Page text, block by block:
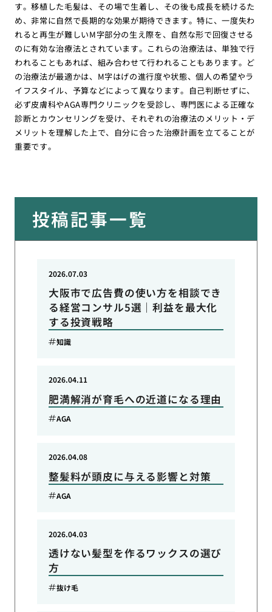
す。移植した毛髪は、その場で生着し、その後も成長を続けるた
め、非常に自然で長期的な効果が期待できます。特に、一度失わ
れると再生が難しいM字部分の生え際を、自然な形で回復させる
のに有効な治療法とされています。これらの治療法は、単独で行
われることもあれば、組み合わせて行われることもあります。ど
の治療法が最適かは、M字はげの進行度や状態、個人の希望やラ
イフスタイル、予算などによって異なります。自己判断せずに、
必ず皮膚科やAGA専門クリニックを受診し、専門医による正確な
診断とカウンセリングを受け、それぞれの治療法のメリット・デ
メリットを理解した上で、自分に合った治療計画を立てることが
重要です。
投稿記事一覧
大阪市で広告費の使い方を相談でき
る経営コンサル5選｜利益を最大化
する投資戦略
2026.07.03
知識
肥満解消が育毛への近道になる理由
2026.04.11
AGA
整髪料が頭皮に与える影響と対策
2026.04.08
AGA
透けない髪型を作るワックスの選び
方
2026.04.03
抜け毛